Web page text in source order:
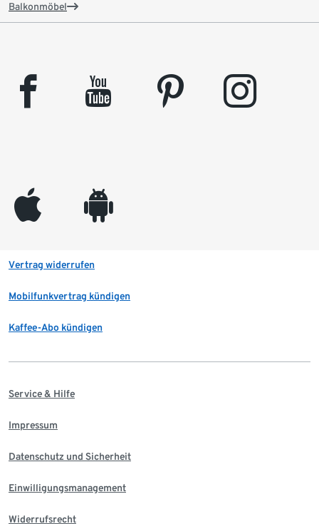
Balkonmöbel
facebook youtube pinterest instagram
appleinc android
Vertrag widerrufen
Mobilfunkvertrag kündigen
Kaffee-Abo kündigen
Service & Hilfe
Impressum
Datenschutz und Sicherheit
Einwilligungsmanagement
Widerrufsrecht